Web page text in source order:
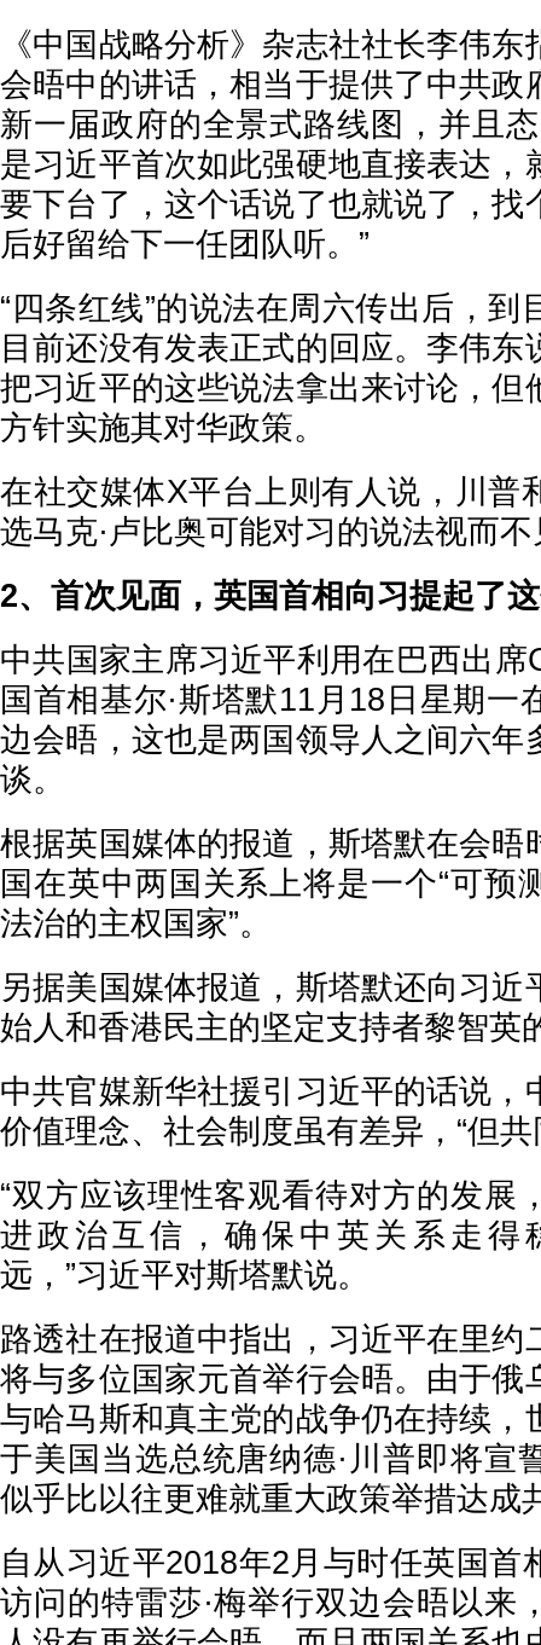
《中国战略分析》杂志社社长李伟
会晤中的讲话，相当于提供了中共政
新一届政府的全景式路线图，并且
是习近平首次如此强硬地直接表达，
要下台了，这个话说了也就说了，找
后好留给下一任团队听。”
“四条红线”的说法在周六传出后，到
目前还没有发表正式的回应。李伟东
把习近平的这些说法拿出来讨论，但
方针实施其对华政策。
在社交媒体X平台上则有人说，川普
选马克·卢比奥可能对习的说法视而不
2、首次见面，英国首相向习提起了
中共国家主席习近平利用在巴西出席
国首相基尔·斯塔默11月18日星期一
边会晤，这也是两国领导人之间六年
谈。
根据英国媒体的报道，斯塔默在会晤
国在英中两国关系上将是一个“可预
法治的主权国家”。
另据美国媒体报道，斯塔默还向习近
始人和香港民主的坚定支持者黎智英
中共官媒新华社援引习近平的话说，
价值理念、社会制度虽有差异，“但共
“双方应该理性客观看待对方的发展
进政治互信，确保中英关系走得
远，”习近平对斯塔默说。
路透社在报道中指出，习近平在里约
将与多位国家元首举行会晤。由于俄
与哈马斯和真主党的战争仍在持续，
于美国当选总统唐纳德·川普即将宣
似乎比以往更难就重大政策举措达成
自从习近平2018年2月与时任英国首
访问的特雷莎·梅举行双边会晤以来